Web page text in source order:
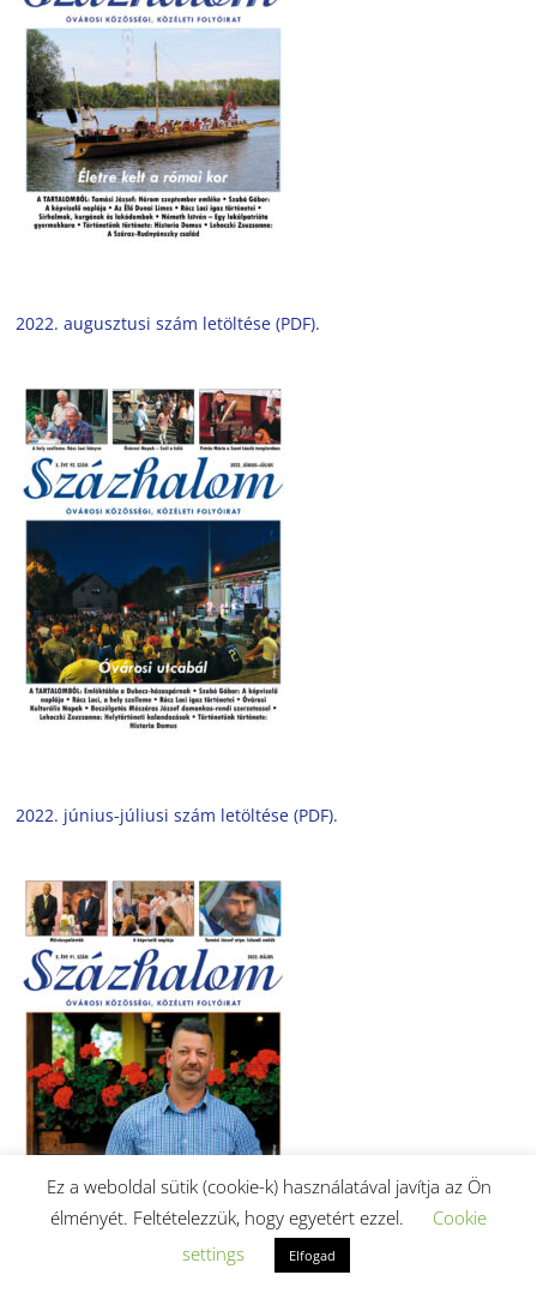
2022. augusztusi szám letöltése (PDF).
2022. június-júliusi szám letöltése (PDF).
Ez a weboldal sütik (cookie-k) használatával javítja az Ön
élményét. Feltételezzük, hogy egyetért ezzel.
Cookie
settings
Elfogad